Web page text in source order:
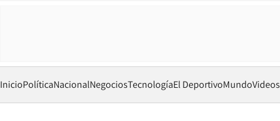
InicioPolíticaNacionalNegociosTecnologíaEl DeportivoMundoVideos